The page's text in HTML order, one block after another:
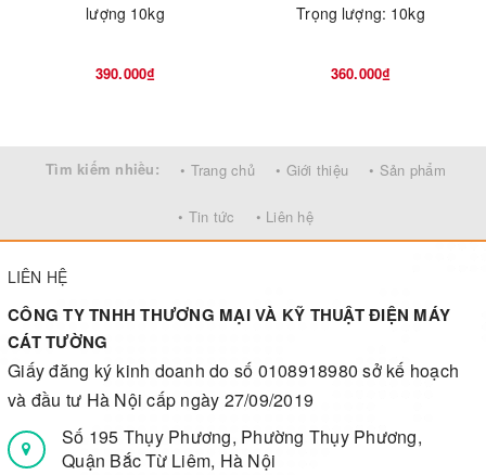
lượng 10kg
390.000₫
Trọng lượng: 10kg
360.000₫
Tìm kiếm nhiều: • Trang chủ • Giới thiệu • Sản phẩm
• Tin tức • Liên hệ
LIÊN HỆ
CÔNG TY TNHH THƯƠNG MẠI VÀ KỸ THUẬT ĐIỆN MÁY
CÁT TƯỜNG
Giấy đăng ký kinh doanh do số 0108918980 sở kế hoạch
và đầu tư Hà Nội cấp ngày 27/09/2019
Số 195 Thụy Phương, Phường Thụy Phương,
Quận Bắc Từ Liêm, Hà Nội